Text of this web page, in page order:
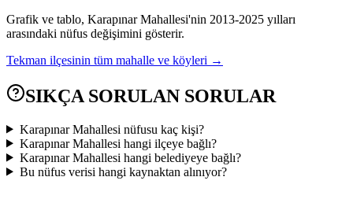
Grafik ve tablo, KarapınarMahallesi'nin 2013-2025 yılları
arasındaki nüfus değişimini gösterir.
Tekman ilçesinin tüm mahalle ve köyleri →
SIKÇA SORULAN SORULAR
Karapınar Mahallesi nüfusu kaç kişi?
Karapınar Mahallesi hangi ilçeye bağlı?
Karapınar Mahallesi hangi belediyeye bağlı?
Bu nüfus verisi hangi kaynaktan alınıyor?